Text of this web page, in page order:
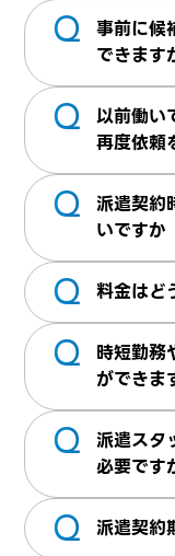
登録面談
時に、職
経験やス
細にヒア
Q
事前に候
できます
当社は首
ます。事
サポート
にご相談
Q
以前働い
再度依頼
派遣スタ
は労働者派
当社にて
件を満たす
Q
派遣契約
いですか
基本契約
（抵触日
ります。
でご安心
Q 料金はど
月給単位
の就業時
おります
諸条件に
で詳細は
Q
時短勤務
ができま
ご要望に
Q
派遣スタ
必要です
業務に必
Q 派遣契約